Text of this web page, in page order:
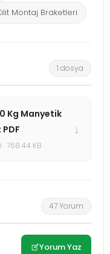
Montaj Braketleri
1 dosya
Kg Manyetik
768.44 KB
↓
47 Yorum
Yorum Yaz